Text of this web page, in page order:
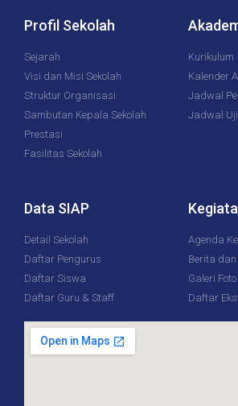
Profil Sekolah
Sejarah
Visi dan Misi Sekolah
Struktur Organisasi
Sambutan Kepala Sekolah
Prestasi
Fasilitas Sekolah
Kurikulum
Kalender
Jadwal
Jadwal
Data SIAP
Detail Sekolah
Daftar Pengurus
Daftar Siswa
Daftar Guru & Staff
Agenda
Berita
Galeri Foto
Daftar